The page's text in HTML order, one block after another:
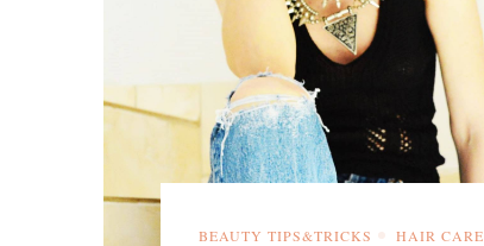
BEAUTY TIPS&TRICKS HAIR CARE